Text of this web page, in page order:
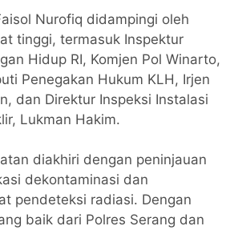
Nurofiq didampingi oleh
tinggi, termasuk Inspektur
Hidup RI, Komjen Pol Winarto,
Penegakan Hukum KLH, Irjen
dan Direktur Inspeksi Instalasi
Lukman Hakim.
diakhiri dengan peninjauan
dekontaminasi dan
pendeteksi radiasi. Dengan
baik dari Polres Serang dan